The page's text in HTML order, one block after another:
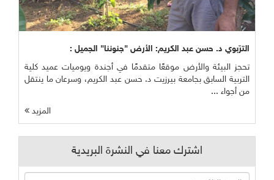
الترّبوي د. حسن عبد الكريم: الأرض "جنوننا" الجميل :
تحجز البيئة والأرض موقعًا متقدمًا في أجندة ويوميات عميد كلية
التربية السابق بجامعة بيرزيت د. حسن عبد الكريم، وسرعان ما ينتقل
من أجواء ...
المزيد
اشترك معنا في النشرة البريدية